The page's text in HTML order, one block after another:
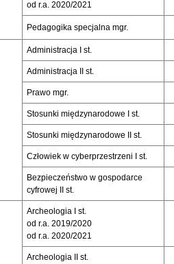
od r.a. 2020/2021
Pedagogika specjalna mgr.
Administracja I st.
Administracja II st.
Prawo mgr.
Stosunki międzynarodowe I st.
Stosunki międzynarodowe II st.
Człowiek w cyberprzestrzeni I st.
Bezpieczeństwo w gospodarce
cyfrowej II st.
Archeologia I st.
od r.a. 2019/2020
od r.a. 2020/2021
Archeologia II st.